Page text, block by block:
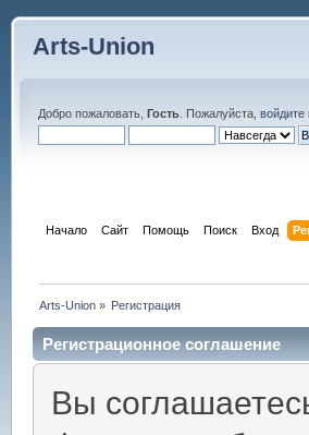
Arts-Union
Добро пожаловать, Гость. Пожалуйста, войдите
Начало Сайт Помощь Поиск Вход
Arts-Union » Регистрация
Регистрационное соглашение
Вы